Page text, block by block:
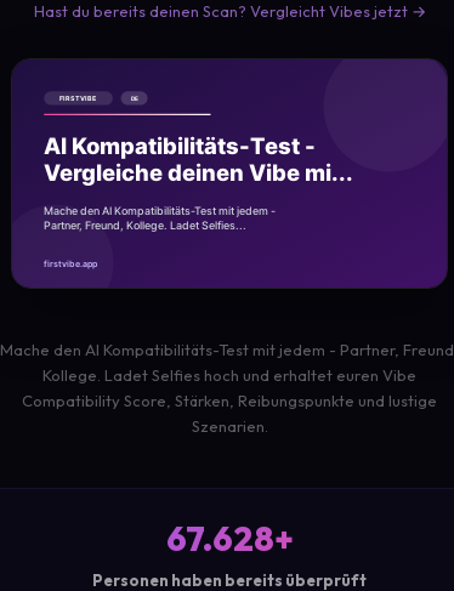
Hast du bereits deinen Scan? Vergleicht Vibes jetzt →
Mache den AI Kompatibilitäts-Test mit jedem - Partner, Freund,
Kollege. Ladet Selfies hoch und erhaltet euren Vibe
Compatibility Score, Stärken, Reibungspunkte und lustige
Szenarien.
67.628+
Personen haben bereits überprüft